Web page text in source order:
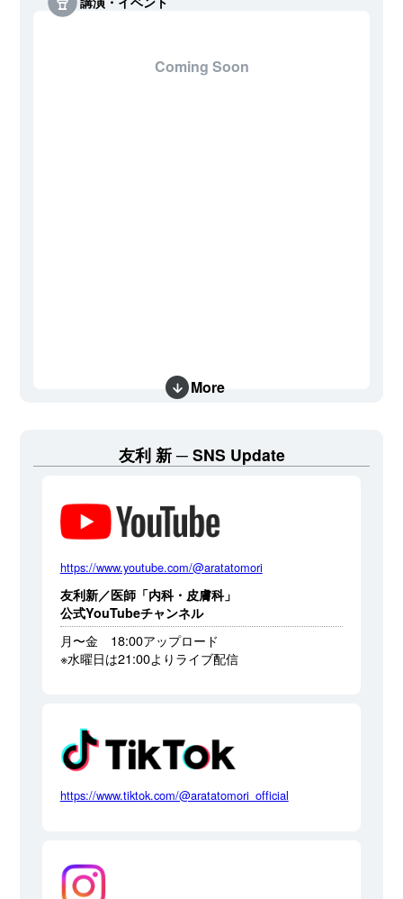
Coming Soon
More
友利 新 SNS Update
https://www.youtube.com/@aratatomori
友利新／医師「内科・皮膚科」
公式YouTubeチャンネル
月〜金 18:00アップロード
※水曜日は21:00よりライブ配信
https://www.tiktok.com/@aratatomori_official